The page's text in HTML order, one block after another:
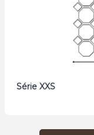
Série XXS